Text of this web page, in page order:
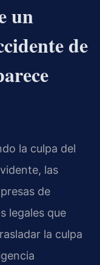
un
de
la culpa del
las
de
legales que
la culpa